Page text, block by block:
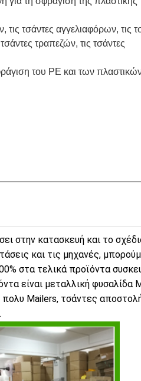
τσάντες αγγελιαφόρων, τις
τραπεζών, τις τσάντες
του PE και των
στην κατασκευή και το
και τις μηχανές,
στα τελικά προϊόντα
είναι μεταλλική φυσαλίδα
Mailers, τσάντες